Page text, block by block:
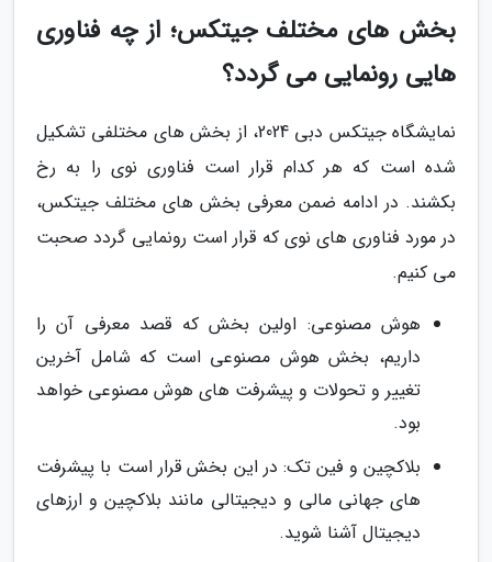
بخش های مختلف جیتکس؛ از چه فناوری
هایی رونمایی می گردد؟
نمایشگاه جیتکس دبی 2024، از بخش های مختلفی تشکیل
شده است که هر کدام قرار است فناوری نوی را به رخ
بکشند. در ادامه ضمن معرفی بخش های مختلف جیتکس،
در مورد فناوری های نوی که قرار است رونمایی گردد صحبت
می کنیم.
هوش مصنوعی: اولین بخش که قصد معرفی آن را
داریم، بخش هوش مصنوعی است که شامل آخرین
تغییر و تحولات و پیشرفت های هوش مصنوعی خواهد
بود.
بلاکچین و فین تک: در این بخش قرار است با پیشرفت
های جهانی مالی و دیجیتالی مانند بلاکچین و ارزهای
دیجیتال آشنا شوید.